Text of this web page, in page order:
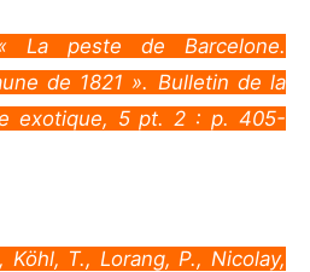
La peste de Barcelone.
de 1821 ». Bulletin de la
exotique, 5 pt. 2 : p. 405-
Köhl, T., Lorang, P., Nicolay,